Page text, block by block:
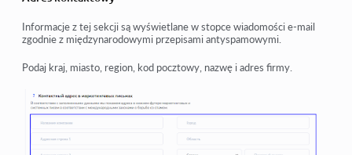
Informacje z tej sekcji są wyświetlane w stopce wiadomości e-mail
zgodnie z międzynarodowymi przepisami antyspamowymi.
Podaj kraj, miasto, region, kod pocztowy, nazwę i adres firmy.